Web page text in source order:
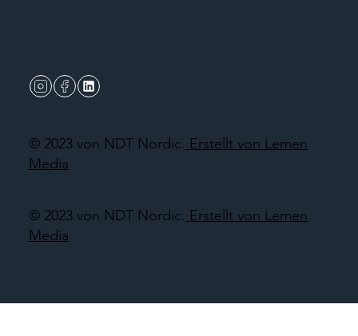
© 2023 von NDT Nordic. Erstellt von Lemen
Media
© 2023 von NDT Nordic. Erstellt von Lemen
Media